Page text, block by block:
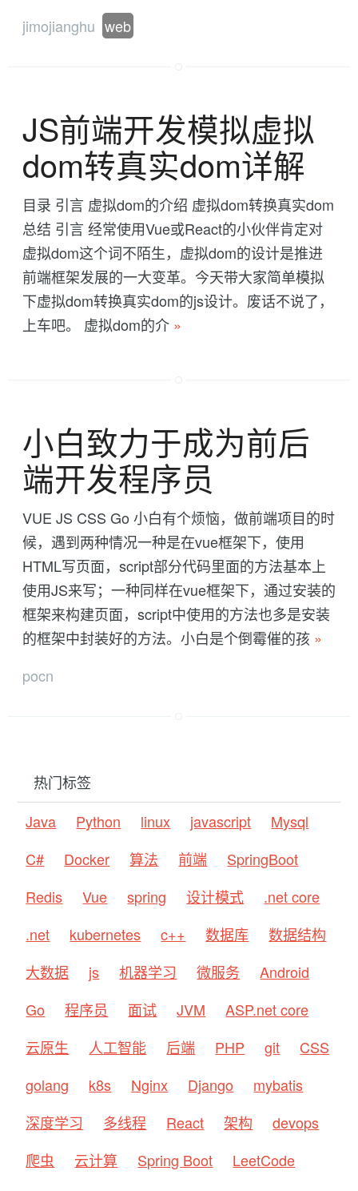
jimojianghu web
JS前端开发模拟虚拟
dom转真实dom详解
目录 引言 虚拟dom的介绍 虚拟dom转换真实dom
总结 引言 经常使用Vue或React的小伙伴肯定对
虚拟dom这个词不陌生，虚拟dom的设计是推进
前端框架发展的一大变革。今天带大家简单模拟
下虚拟dom转换真实dom的js设计。废话不说了，
上车吧。 虚拟dom的介 »
小白致力于成为前后
端开发程序员
VUE JS CSS Go 小白有个烦恼，做前端项目的时
候，遇到两种情况一种是在vue框架下，使用
HTML写页面，script部分代码里面的方法基本上
使用JS来写；一种同样在vue框架下，通过安装的
框架来构建页面，script中使用的方法也多是安装
的框架中封装好的方法。小白是个倒霉催的孩 »
pocn
热门标签
Java
Python linux javascript
Mysql
C#
Docker 算法 前端
SpringBoot
Redis
Vue spring 设计模式
.net core
.net
kubernetes c++ 数据库
数据结构
大数据
js 机器学习 微服务
Android
Go
程序员 面试 JVM
ASP.net core
云原生
人工智能 后端 PHP git
CSS
golang
k8s Nginx Django
mybatis
深度学习
多线程 React 架构
devops
爬虫
云计算 Spring Boot LeetCode